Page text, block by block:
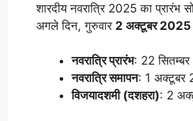
शारदीय नवरात्रि 2025 का प्रारंभ
अगले दिन, गुरुवार 2 अक्टूबर 2025
नवरात्रि प्रारंभ: 22
नवरात्रि समापन: 1 अक्टूबर
विजयादशमी (दशहरा): 2